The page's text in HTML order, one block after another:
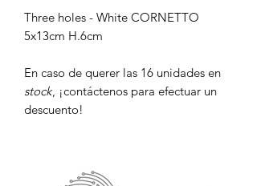
Three holes - White CORNETTO
5x13cm H.6cm
En caso de querer las 16 unidades en
stock, ¡contáctenos para efectuar un
descuento!